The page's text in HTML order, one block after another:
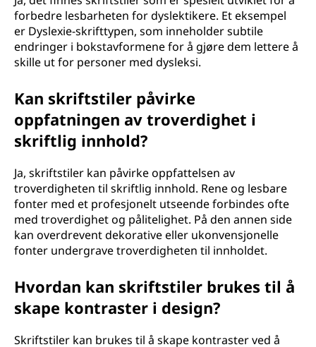
forbedre lesbarheten for dyslektikere. Et eksempel
er Dyslexie-skrifttypen, som inneholder subtile
endringer i bokstavformene for å gjøre dem lettere å
skille ut for personer med dysleksi.
Kan skriftstiler påvirke
oppfatningen av troverdighet i
skriftlig innhold?
Ja, skriftstiler kan påvirke oppfattelsen av
troverdigheten til skriftlig innhold. Rene og lesbare
fonter med et profesjonelt utseende forbindes ofte
med troverdighet og pålitelighet. På den annen side
kan overdrevent dekorative eller ukonvensjonelle
fonter undergrave troverdigheten til innholdet.
Hvordan kan skriftstiler brukes til å
skape kontraster i design?
Skriftstiler kan brukes til å skape kontraster ved å